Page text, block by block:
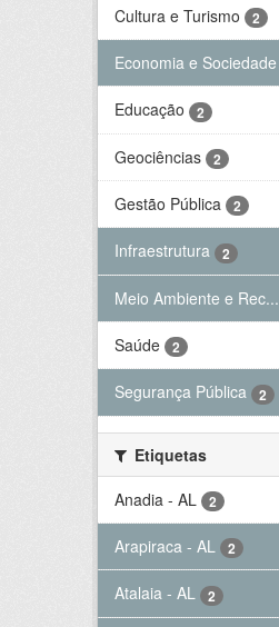
Cultura e Turismo 2
Economia e Sociedade
Educação 2
Geociências 2
Gestão Pública 2
Infraestrutura 2
Meio Ambiente e Rec...
Saúde 2
Segurança Pública 2
Etiquetas
Anadia - AL
2
Arapiraca - AL 2
Atalaia - AL 2